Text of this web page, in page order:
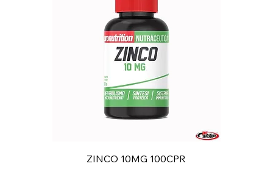
ZINCO 10MG 100CPR